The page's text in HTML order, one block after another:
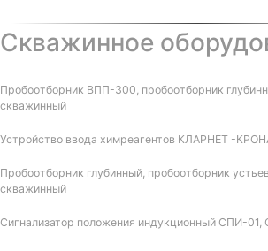
Скважинное
Пробоотборник ВПП-300, пробоотборник
скважинный
Устройство ввода химреагентов КЛАРНЕТ -
Пробоотборник глубинный, пробоотборник
скважинный
Сигнализатор положения индукционный СПИ-